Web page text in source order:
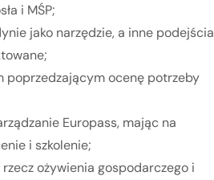
i MŚP;
jako narzędzie, a inne podejścia
poprzedzającym ocenę potrzeby
Europass, mając na
i szkolenie;
ożywienia gospodarczego i